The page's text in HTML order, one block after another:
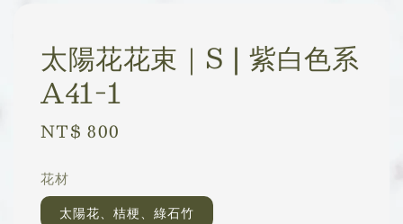
太陽花花束｜S | 紫白色系
A41-1
Regular
NT$ 800
花材
太陽花、桔梗、綠石竹